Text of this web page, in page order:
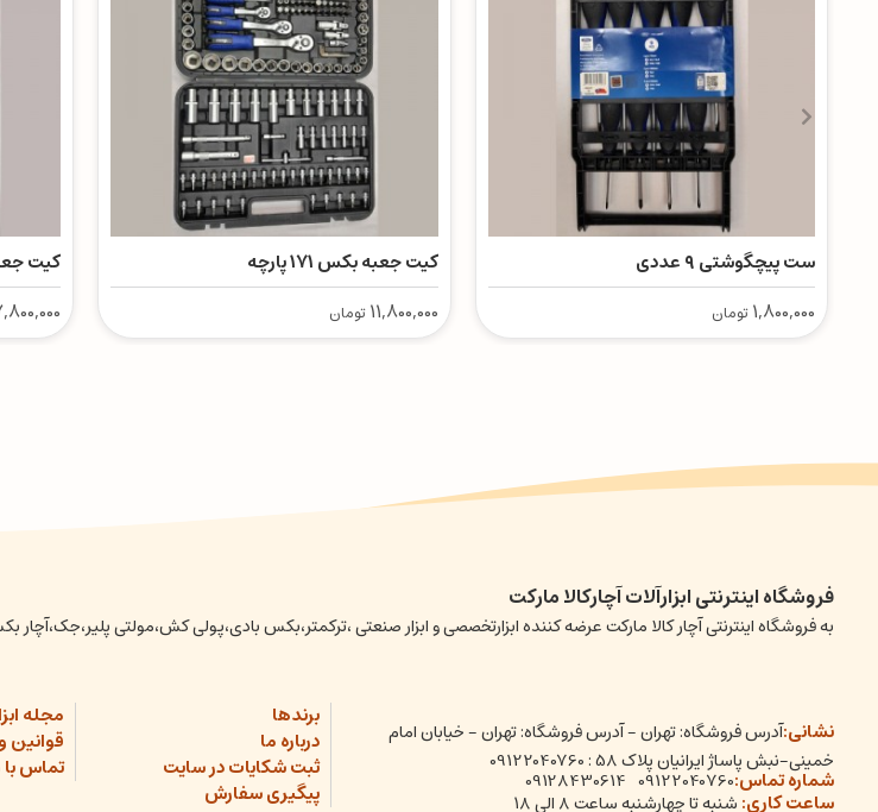
ست پیچگوشتی ۹ عددی
1,800,000تومان
کیت جعبه بکس 171 پارچه
11,800,000 تومان
کیت جعبه
فروشگاه اینترنتی ابزارآلات آچارکالا مارکت
به فروشگاه اینترنتی آچار کالا مارکت عرضه کننده ابزارتخصصی و ابزار صنعتی ،ترکمتر،بکس بادی،پولی کش،مولتی
نشانی:آدرس فروشگاه: تهران - آدرس فروشگاه: تهران - خیابان امام
خمینی-نبش پاساژ ایرانیان پلاک 58 : 09122040760
شماره تماس:09122040760
09128430614
ساعت کاری: شنبه تا چهارشنبه ساعت ۸ الی ۱۸
برندها
مجله
درباره ما
قوانین
ثبت شکایات در سایت
تماس با
پیگیری سفارش